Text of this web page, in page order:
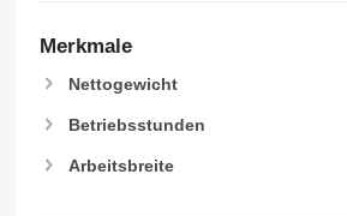
Merkmale
Nettogewicht
Betriebsstunden
Arbeitsbreite